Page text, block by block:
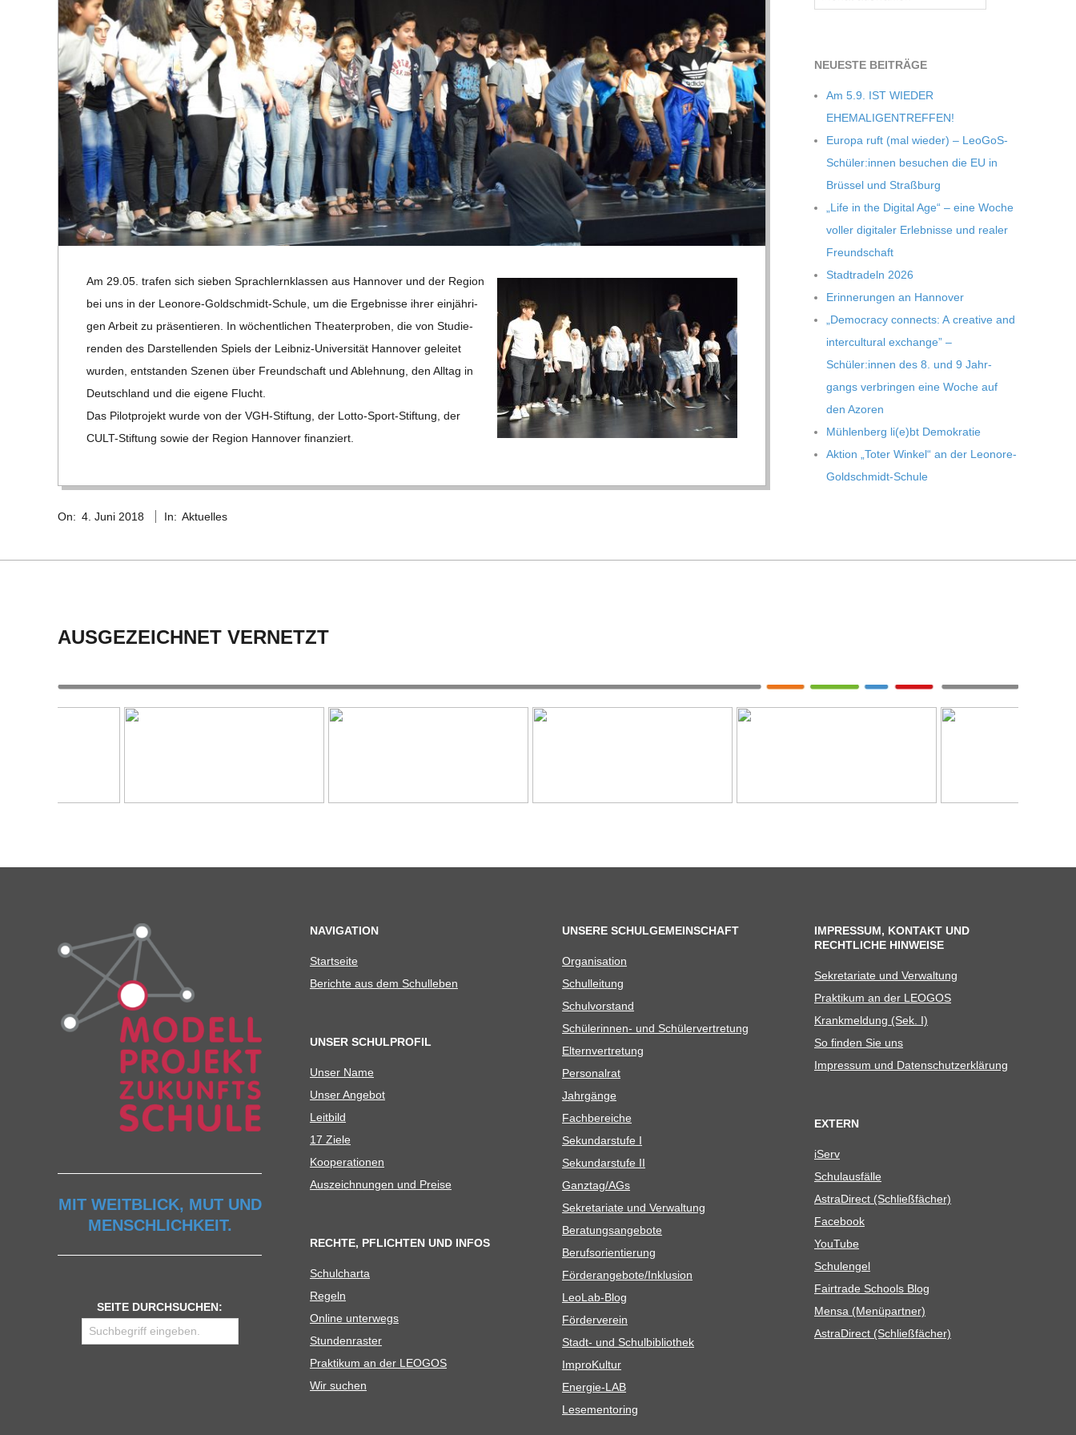
R
E
-
G
O
L
D
C
H
M
I
D
-
S
U
L
Am 29.05. tra­fen sich sie­ben Sprach­lern­klas­sen aus Han­no­ver und der Region
bei uns in der Leo­nore-Gold­schmidt-Schule, um die Ergeb­nisse ihrer ein­jäh­ri­
gen Arbeit zu prä­sen­tie­ren. In wöchent­li­chen Thea­ter­pro­ben, die von Stu­die­
ren­den des Dar­stel­len­den Spiels der Leib­niz-Uni­ver­si­tät Han­no­ver gelei­tet
wur­den, ent­stan­den Sze­nen über Freund­schaft und Ableh­nung, den All­tag in
Deutsch­land und die eigene Flucht.
Das Pilot­pro­jekt wurde von der VGH-Stif­tung, der Lotto-Sport-Stif­tung, der
CULT-Stif­tung sowie der Region Han­no­ver finanziert.
06-
On: 4. Juni 2018 In: Aktuelles
NEU­ESTE BEITRÄGE
Am 5.9. IST WIEDER
EHEMALIGENTREFFEN!
Europa ruft (mal wie­der) – LeoGoS-
Schüler:innen besu­chen die EU in
Brüs­sel und Straßburg
„Life in the Digi­tal Age“ – eine Woche
vol­ler digi­ta­ler Erleb­nisse und rea­ler
Freundschaft
Stadt­ra­deln 2026
Erin­ne­run­gen an Hannover
„Demo­cracy con­nects: A crea­tive and
inter­cul­tu­ral exch­ange” –
Schüler:innen des 8. und 9 Jahr­
gangs ver­brin­gen eine Woche auf
den Azoren
Müh­len­berg li(e)bt Demokratie
Aktion „Toter Win­kel“ an der Leonore-
Goldschmidt-Schule
AUSGEZEICHNET VERNETZT
MIT WEITBLICK, MUT UND
MENSCHLICHKEIT.
SEITE DURCHSUCHEN:
NAVIGATION
Start­seite
Berichte aus dem Schulleben
UNSER SCHULPROFIL
Unser Name
Unser Ange­bot
Leit­bild
17 Ziele
Koope­ra­tio­nen
Aus­zeich­nun­gen und Preise
RECHTE, PFLICHTEN UND INFOS
Schul­charta
Regeln
Online unter­wegs
Stun­den­ras­ter
Prak­ti­kum an der LEOGOS
Wir suchen
UNSERE SCHULGEMEINSCHAFT
Orga­ni­sa­tion
Schul­lei­tung
Schul­vor­stand
Schü­le­rin­nen- und Schülervertretung
Eltern­ver­tre­tung
Per­so­nal­rat
Jahr­gänge
Fach­be­rei­che
Sekun­dar­stufe I
Sekun­dar­stufe II
Ganztag/​​AGs
Sekre­ta­riate und Verwaltung
Bera­tungs­an­ge­bote
Berufs­ori­en­tie­rung
Förderangebote/​​Inklusion
Leo­Lab-Blog
För­der­ver­ein
Stadt- und Schulbibliothek
Impro­Kul­tur
Ener­­gie-LAB
Lese­men­to­ring
IMPRESSUM, KONTAKT UND
RECHTLICHE HINWEISE
Sekre­ta­riate und Verwaltung
Prak­ti­kum an der LEOGOS
Krank­mel­dung (Sek. I)
So fin­den Sie uns
Impres­sum und Datenschutzerklärung
EXTERN
iServ
Schul­aus­fälle
Astra­Di­rect (Schließ­fä­cher)
Face­book
You­Tube
Schul­en­gel
Fair­trade Schools Blog
Mensa (Menü­part­ner)
Astra­Di­rect (Schließ­fä­cher)